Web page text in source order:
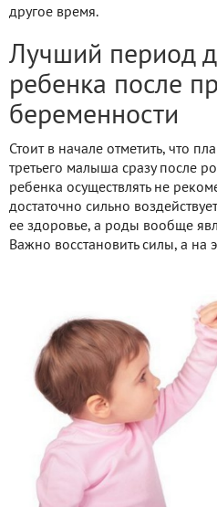
другое время.
Лучший период
ребенка после
беременности
Стоит в начале отметить, что
третьего малыша сразу после
ребенка осуществлять не
достаточно сильно
ее здоровье, а роды вообще
Важно восстановить силы, а